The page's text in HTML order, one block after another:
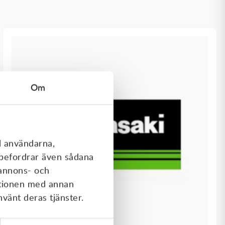
Om
även sådana
och
med annan
deras tjänster.